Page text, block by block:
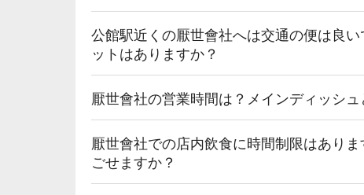
公館駅近くの厭世會社へは交通の便は良
ットはありますか？
厭世會社の営業時間は？メインディッシ
厭世會社での店内飲食に時間制限はあり
ごせますか？